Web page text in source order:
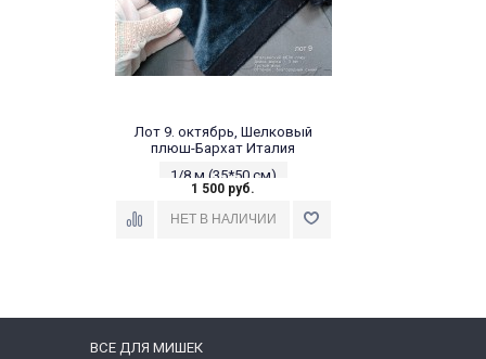
Лот 9. октябрь, Шелковый
плюш-Бархат Италия
1/8 м (35*50 см)
1 500 руб.
ВСЕ ДЛЯ МИШЕК